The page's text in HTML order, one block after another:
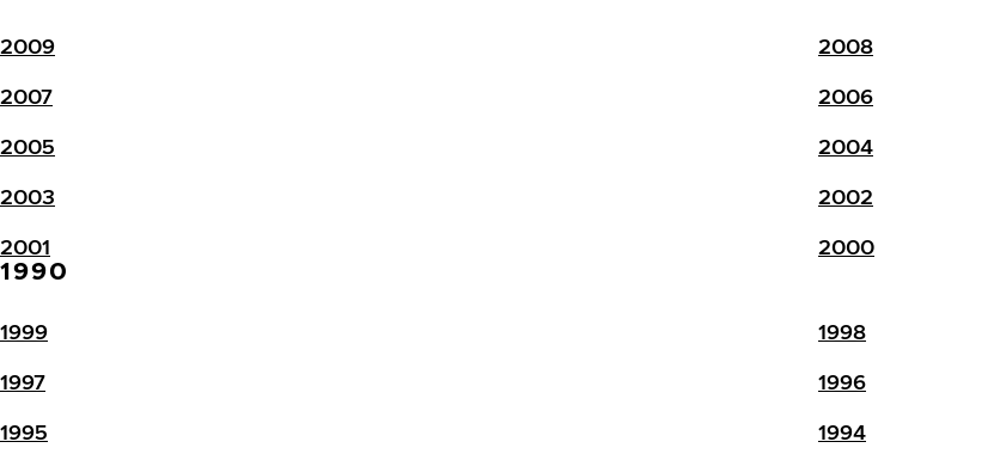
2009
2008
2007
2006
2005
2004
2003
2002
2001
2000
1990
1999
1998
1997
1996
1995
1994